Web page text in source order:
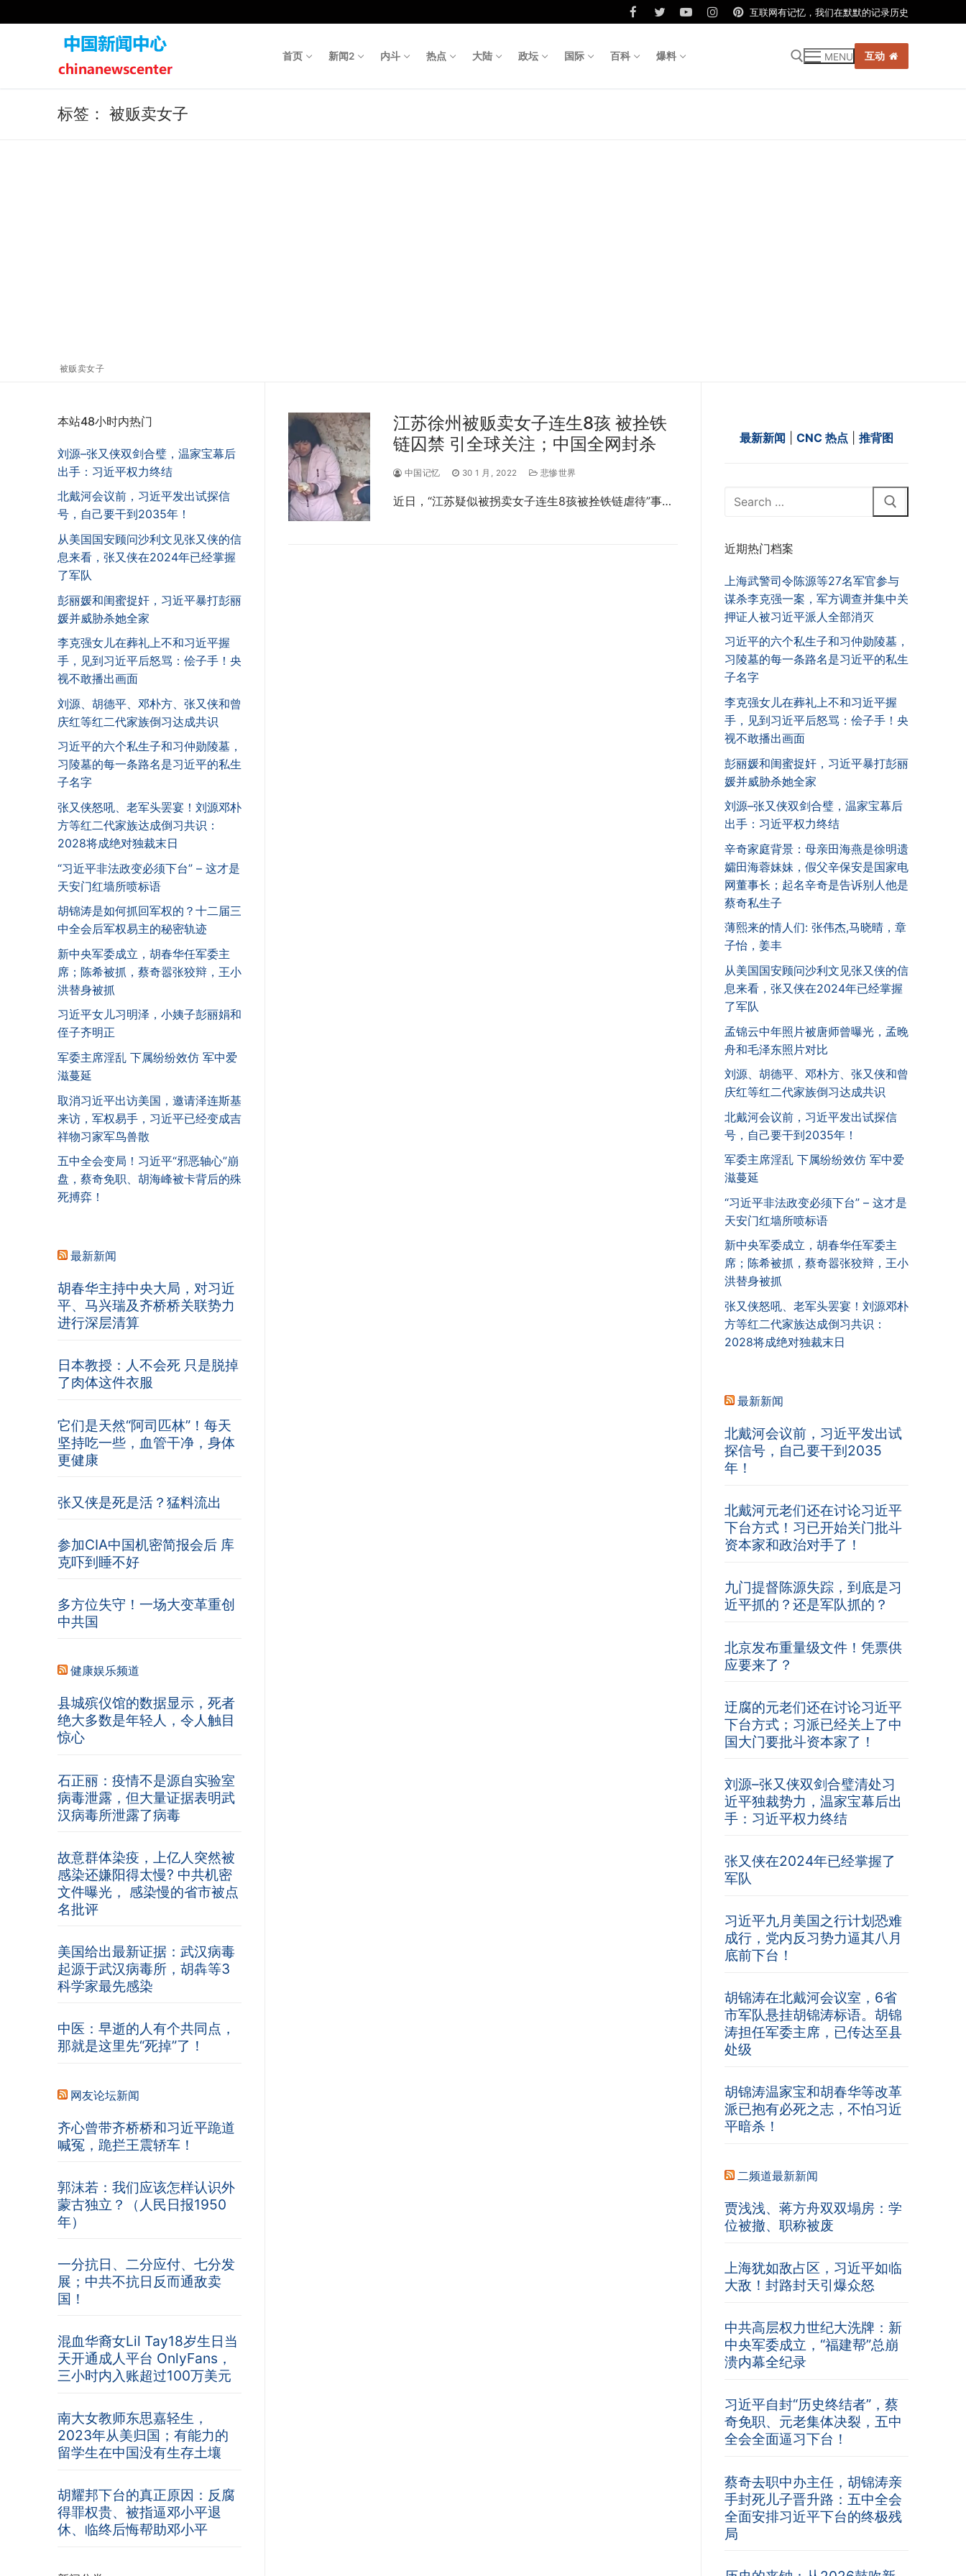
to
互联网有记忆，我们在默默的记录历史
首页 新闻2 内斗 热点 大陆 政坛 国际 百科 爆料 MENU 互动
标签： 被贩卖女子
被贩卖女子
江苏徐州被贩卖女子连生8孩 被拴铁
链囚禁 引全球关注；中国全网封杀
中国记忆 30 1 月, 2022 悲惨世界
近日，“江苏疑似被拐卖女子连生8孩被拴铁链虐待”事…
最新新闻 CNC 热点 推背图
Search
近期热门档案
上海武警司令陈源等27名军官参与
谋杀李克强一案，军方调查并集中关
押证人被习近平派人全部消灭
习近平的六个私生子和习仲勋陵墓，
习陵墓的每一条路名是习近平的私生
子名字
李克强女儿在葬礼上不和习近平握
手，见到习近平后怒骂：侩子手！央
视不敢播出画面
彭丽媛和闺蜜捉奸，习近平暴打彭丽
媛并威胁杀她全家
刘源–张又侠双剑合璧，温家宝幕后
出手：习近平权力终结
辛奇家庭背景：母亲田海燕是徐明遗
孀田海蓉妹妹，假父辛保安是国家电
网董事长；起名辛奇是告诉别人他是
蔡奇私生子
薄熙来的情人们: 张伟杰,马晓晴，章
子怡，姜丰
从美国国安顾问沙利文见张又侠的信
息来看，张又侠在2024年已经掌握
了军队
孟锦云中年照片被唐师曾曝光，孟晚
舟和毛泽东照片对比
刘源、胡德平、邓朴方、张又侠和曾
庆红等红二代家族倒习达成共识
北戴河会议前，习近平发出试探信
号，自己要干到2035年！
军委主席淫乱 下属纷纷效仿 军中爱
滋蔓延
“习近平非法政变必须下台” – 这才是
天安门红墙所喷标语
新中央军委成立，胡春华任军委主
席；陈希被抓，蔡奇嚣张狡辩，王小
洪替身被抓
张又侠怒吼、老军头罢宴！刘源邓朴
方等红二代家族达成倒习共识：
2028将成绝对独裁末日
最新新闻
北戴河会议前，习近平发出试
探信号，自己要干到2035
年！
北戴河元老们还在讨论习近平
下台方式！习已开始关门批斗
资本家和政治对手了！
九门提督陈源失踪，到底是习
近平抓的？还是军队抓的？
北京发布重量级文件！凭票供
应要来了？
迂腐的元老们还在讨论习近平
下台方式；习派已经关上了中
国大门要批斗资本家了！
刘源–张又侠双剑合璧清处习
近平独裁势力，温家宝幕后出
手：习近平权力终结
张又侠在2024年已经掌握了
军队
习近平九月美国之行计划恐难
成行，党内反习势力逼其八月
底前下台！
胡锦涛在北戴河会议室，6省
市军队悬挂胡锦涛标语。胡锦
涛担任军委主席，已传达至县
处级
胡锦涛温家宝和胡春华等改革
派已抱有必死之志，不怕习近
平暗杀！
二频道最新新闻
贾浅浅、蒋方舟双双塌房：学
位被撤、职称被废
上海犹如敌占区，习近平如临
大敌！封路封天引爆众怒
中共高层权力世纪大洗牌：新
中央军委成立，“福建帮”总崩
溃内幕全纪录
习近平自封“历史终结者”，蔡
奇免职、元老集体决裂，五中
全会全面逼习下台！
蔡奇去职中办主任，胡锦涛亲
手封死儿子晋升路：五中全会
全面安排习近平下台的终极残
局
本站48小时内热门
刘源–张又侠双剑合璧，温家宝幕后
出手：习近平权力终结
北戴河会议前，习近平发出试探信
号，自己要干到2035年！
从美国国安顾问沙利文见张又侠的信
息来看，张又侠在2024年已经掌握
了军队
彭丽媛和闺蜜捉奸，习近平暴打彭丽
媛并威胁杀她全家
李克强女儿在葬礼上不和习近平握
手，见到习近平后怒骂：侩子手！央
视不敢播出画面
刘源、胡德平、邓朴方、张又侠和曾
庆红等红二代家族倒习达成共识
习近平的六个私生子和习仲勋陵墓，
习陵墓的每一条路名是习近平的私生
子名字
张又侠怒吼、老军头罢宴！刘源邓朴
方等红二代家族达成倒习共识：
2028将成绝对独裁末日
“习近平非法政变必须下台” – 这才是
天安门红墙所喷标语
胡锦涛是如何抓回军权的？十二届三
中全会后军权易主的秘密轨迹
新中央军委成立，胡春华任军委主
席；陈希被抓，蔡奇嚣张狡辩，王小
洪替身被抓
习近平女儿习明泽，小姨子彭丽娟和
侄子齐明正
军委主席淫乱 下属纷纷效仿 军中爱
滋蔓延
取消习近平出访美国，邀请泽连斯基
来访，军权易手，习近平已经变成吉
祥物习家军鸟兽散
五中全会变局！习近平“邪恶轴心”崩
盘，蔡奇免职、胡海峰被卡背后的殊
死搏弈！
最新新闻
胡春华主持中央大局，对习近
平、马兴瑞及齐桥桥关联势力
进行深层清算
日本教授：人不会死 只是脱掉
了肉体这件衣服
它们是天然“阿司匹林”！每天
坚持吃一些，血管干净，身体
更健康
张又侠是死是活？猛料流出
参加CIA中国机密简报会后 库
克吓到睡不好
多方位失守！一场大变革重创
中共国
健康娱乐频道
县城殡仪馆的数据显示，死者
绝大多数是年轻人，令人触目
惊心
石正丽：疫情不是源自实验室
病毒泄露，但大量证据表明武
汉病毒所泄露了病毒
故意群体染疫，上亿人突然被
感染还嫌阳得太慢? 中共机密
文件曝光， 感染慢的省市被点
名批评
美国给出最新证据：武汉病毒
起源于武汉病毒所，胡犇等3
科学家最先感染
中医：早逝的人有个共同点，
那就是这里先“死掉”了！
网友论坛新闻
齐心曾带齐桥桥和习近平跪道
喊冤，跪拦王震轿车！
郭沫若：我们应该怎样认识外
蒙古独立？（人民日报1950
年）
一分抗日、二分应付、七分发
展；中共不抗日反而通敌卖
国！
混血华裔女Lil Tay18岁生日当
天开通成人平台 OnlyFans，
三小时内入账超过100万美元
南大女教师东思嘉轻生，
2023年从美归国；有能力的
留学生在中国没有生存土壤
胡耀邦下台的真正原因：反腐
得罪权贵、被指逼邓小平退
休、临终后悔帮助邓小平